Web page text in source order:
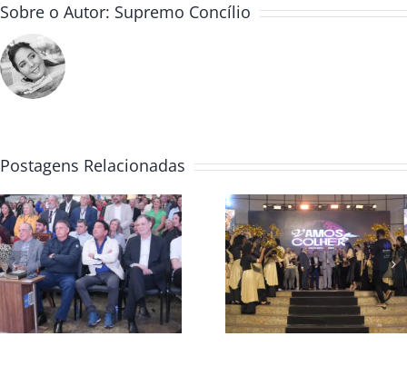
Sobre o Autor: Supremo Concílio
Postagens Relacionadas
Convenção Global
2025 colheita e
avivamento
Casa da
abre
Global 2025